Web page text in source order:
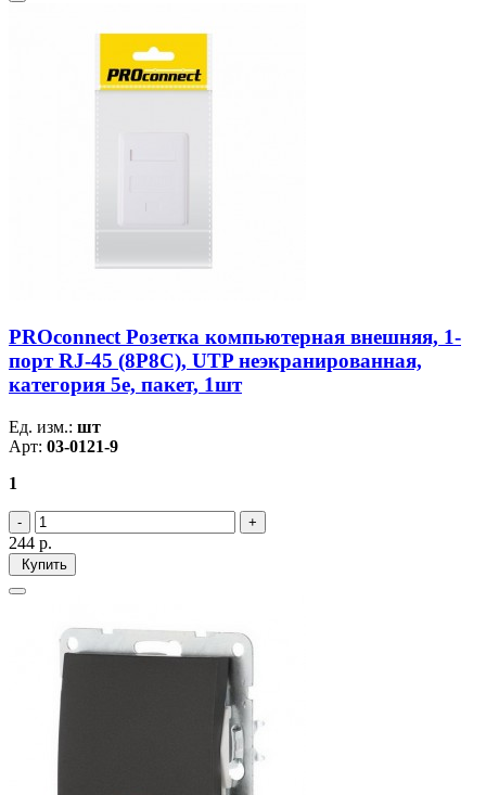
PROconnect Рoзетка компьютерная внешняя, 1-
порт RJ-45 (8P8C), UTP неэкранированная,
категория 5e, пакет, 1шт
Ед. изм.: шт
Арт: 03-0121-9
1
244 р.
Купить